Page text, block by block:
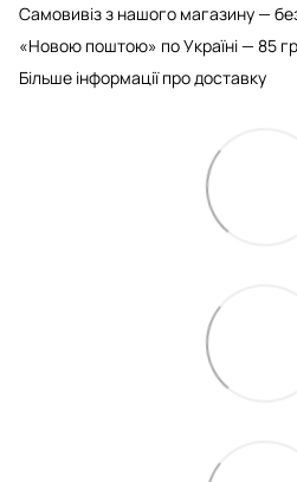
Самовивіз з нашого магазину —
«Новою поштою» по Україні — 85
Більше інформації про доставку